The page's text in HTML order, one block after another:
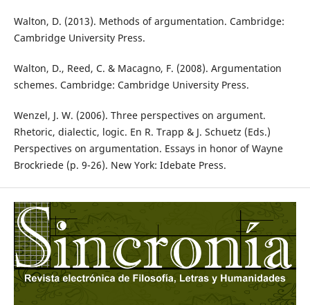
Walton, D. (2013). Methods of argumentation. Cambridge:
Cambridge University Press.
Walton, D., Reed, C. & Macagno, F. (2008). Argumentation
schemes. Cambridge: Cambridge University Press.
Wenzel, J. W. (2006). Three perspectives on argument.
Rhetoric, dialectic, logic. En R. Trapp & J. Schuetz (Eds.)
Perspectives on argumentation. Essays in honor of Wayne
Brockriede (p. 9-26). New York: Idebate Press.